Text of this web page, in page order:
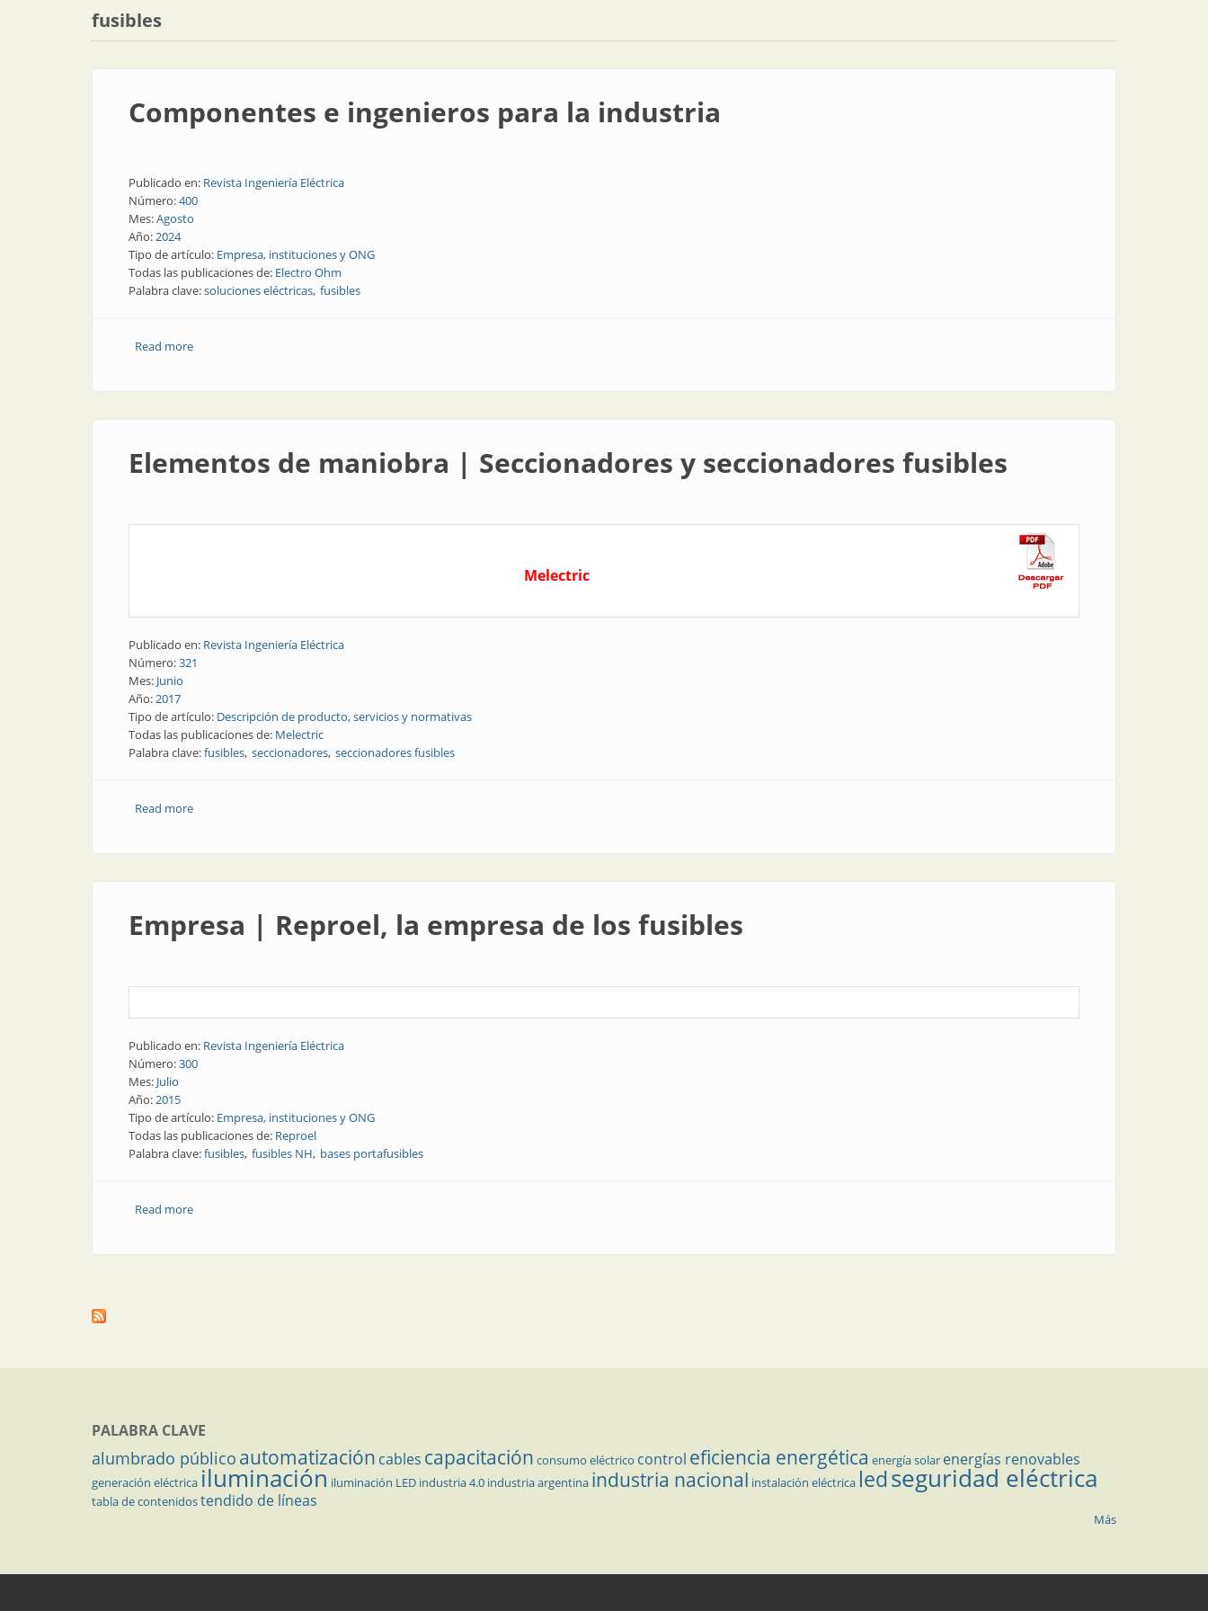
fusibles
Componentes e ingenieros para la industria
Publicado en: Revista Ingeniería Eléctrica
Número:400
Mes:Agosto
Año:2024
Tipo de artículo: Empresa, instituciones y ONG
Todas las publicaciones de: Electro Ohm
Palabra clave:soluciones eléctricas fusibles
Read moreabout Componentes e ingenieros para la industria
Elementos de maniobra | Seccionadores y seccionadores fusibles
Melectric
Publicado en: Revista Ingeniería Eléctrica
Número:321
Mes: Junio
Año:2017
Tipo de artículo: Descripción de producto, servicios y normativas
Todas las publicaciones de: Melectric
Palabra clave:fusibles seccionadores seccionadores fusibles
Read moreabout Elementos de maniobra | Seccionadores y seccionadores fusibles
Empresa | Reproel, la empresa de los fusibles
Publicado en: Revista Ingeniería Eléctrica
Número:300
Mes: Julio
Año:2015
Tipo de artículo: Empresa, instituciones y ONG
Todas las publicaciones de: Reproel
Palabra clave:fusibles fusibles NH bases portafusibles
Read moreabout Empresa | Reproel, la empresa de los fusibles
PALABRA CLAVE
alumbrado público automatización cables capacitación consumo eléctrico control eficiencia energética energía solar energías renovables
generación eléctrica iluminación iluminación LED industria 4.0 industria argentina industria nacional instalación eléctrica ledseguridad eléctrica
tabla de contenidostendido de líneas
Más